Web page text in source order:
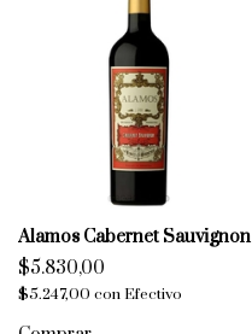
Alamos Cabernet Sauvignon
$5.830,00
$5.247,00 conEfectivo